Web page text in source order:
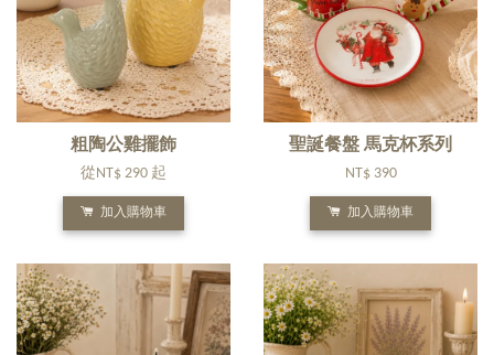
粗陶公雞擺飾
從 NT$ 290 起
加入購物車
聖誕餐盤 馬克杯系列
NT$ 390
加入購物車